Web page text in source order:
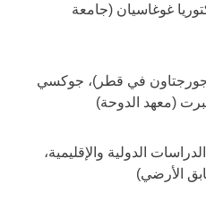
غوغاسيان (جامعة
جورجتاون في قطر)، جوكسي
(معهد الدوحة)
الدولية والإقليمية،
الأرضي)